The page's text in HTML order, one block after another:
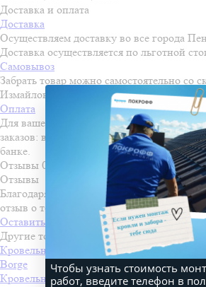
Доставка и оплата
Доставка
Осуществляем доставку во все города
Доставка осуществляется по льготной
Самовывоз
Забрать товар можно самостоятельно со
Измайлова, д. 28
Оплата
Для вашего удобства мы предлагаем
заказов: в офисе г. Пенза, ул. Измайлова,
банке.
Отзывы 0
Отзывы
Благодаря вам мы становимся лучше.
отзыв о товаре.
Оставить отзыв
Другие товары
Кровельная проходка для гибкой черепицы
Borge
Кровельная проходка прямая для гибкой
Чтобы узнать стоимость
работ, введите телефон в